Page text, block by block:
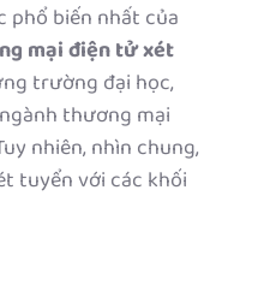
biến nhất của
mại điện tử xét
trường đại học,
thương mại
nhiên, nhìn chung,
tuyển với các khối